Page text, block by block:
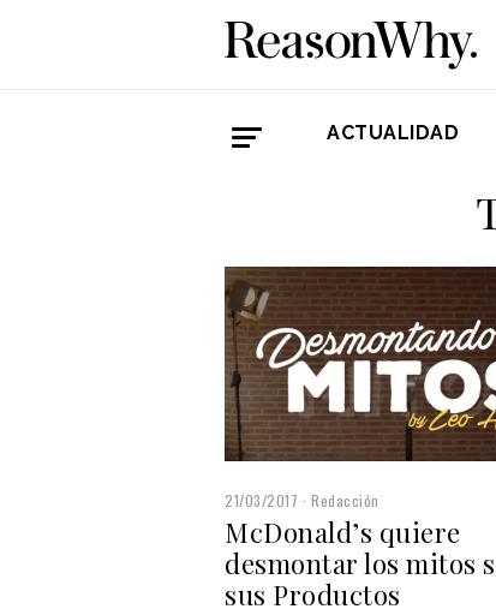
ACTUALIDAD
21/03/2017 Redacción
McDonald’s quiere
desmontar los mitos
sus Productos